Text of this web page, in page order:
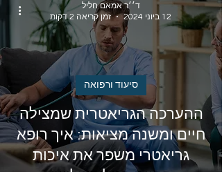
ההערכה הגריאטרית שמצילה
חיים ומשנה מציאות: איך רופא
גריאטרי משפר את איכות
סיעוד ורפואה
ד׳׳ר אמאם חליל
12 ביוני 2024
זמן קריאה 2 דקות